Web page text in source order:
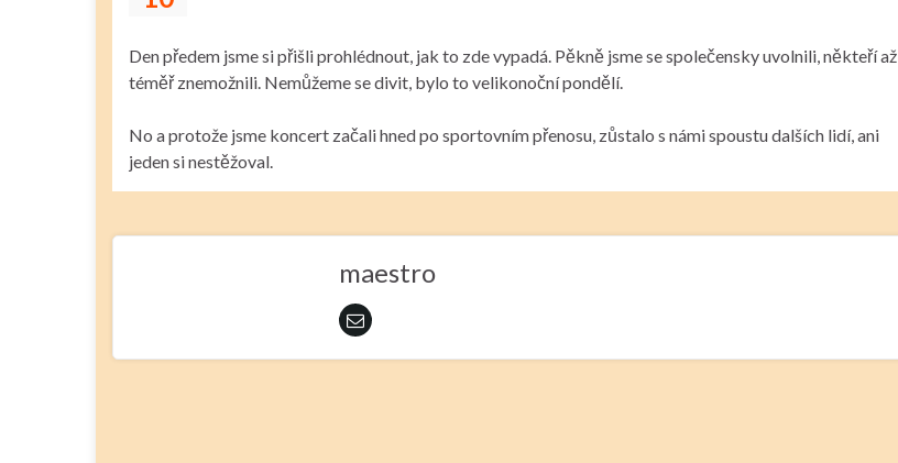
Den předem jsme si přišli prohlédnout, jak to zde vypadá. Pěkně jsme se společensky uvolnili, někteří až
téměř znemožnili. Nemůžeme se divit, bylo to velikonoční pondělí.
No a protože jsme koncert začali hned po sportovním přenosu, zůstalo s námi spoustu dalších lidí, ani
jeden si nestěžoval.
maestro